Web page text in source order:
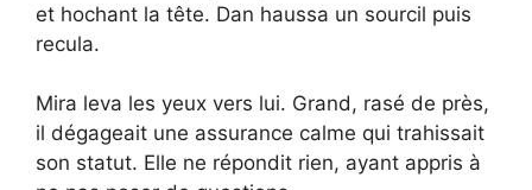
et hochant la tête. Dan haussa un sourcil puis
recula.
Mira leva les yeux vers lui. Grand, rasé de près,
il dégageait une assurance calme qui trahissait
son statut. Elle ne répondit rien, ayant appris à